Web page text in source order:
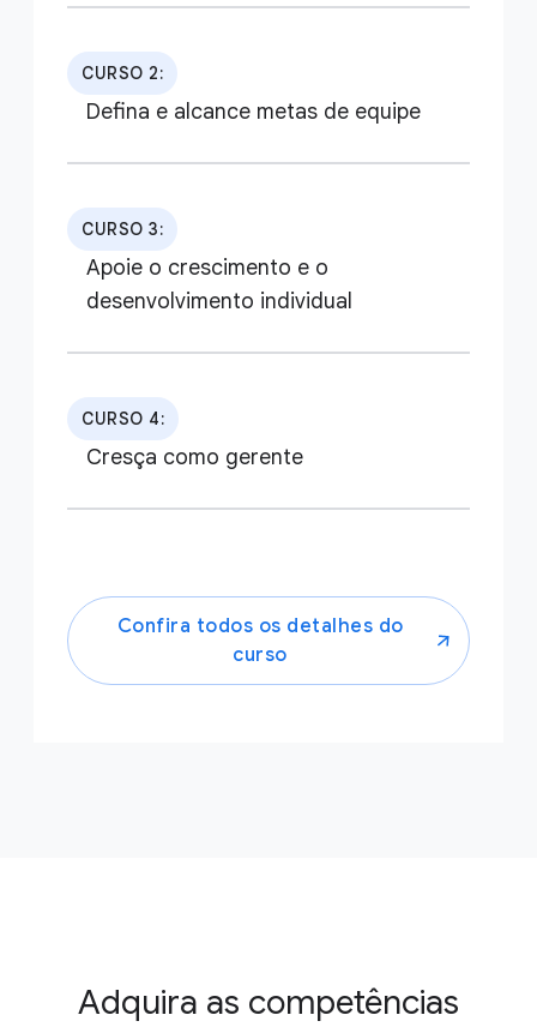
CURSO 2:
Defina e alcance metas de equipe
CURSO 3:
Apoie o crescimento e o
desenvolvimento individual
CURSO 4:
Cresça como gerente
Confira todos os detalhes do
curso
Adquira as competências